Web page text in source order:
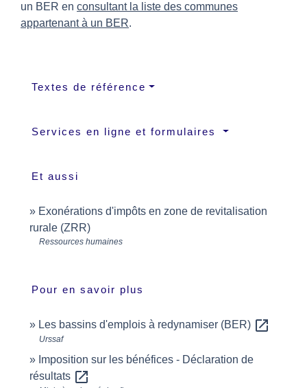
un BER en consultant la liste des communes
appartenant à un BER.
Textes de référence
Services en ligne et formulaires
Et aussi
Exonérations d'impôts en zone de revitalisation
rurale (ZRR)
Ressources humaines
Pour en savoir plus
Les bassins d'emplois à redynamiser (BER) open_in_new
Urssaf
Imposition sur les bénéfices - Déclaration de
résultats open_in_new